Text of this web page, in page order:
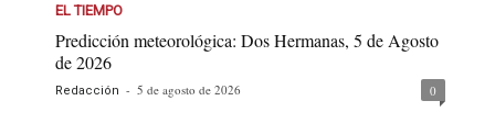
EL TIEMPO
Predicción meteorológica: Dos Hermanas, 5 de Agosto
de 2026
Redacción - 5 de agosto de 2026 0